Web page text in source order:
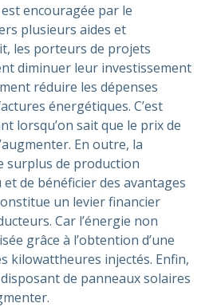
encouragée par le
plusieurs aides et
les porteurs de projets
diminuer leur investissement
réduire les dépenses
énergétiques. C’est
lorsqu’on sait que le prix de
En outre, la
surplus de production
et de bénéficier des avantages
un levier financier
Car l’énergie non
grâce à l’obtention d’une
kilowattheures injectés. Enfin,
de panneaux solaires